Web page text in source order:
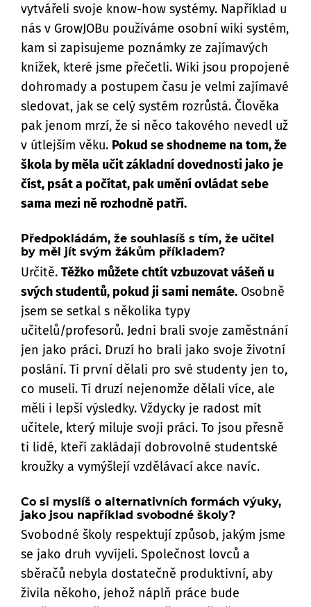
vytvářeli svoje know-how systémy. Například u
nás v GrowJOBu používáme osobní wiki systém,
kam si zapisujeme poznámky ze zajímavých
knížek, které jsme přečetli. Wiki jsou propojené
dohromady a postupem času je velmi zajímavé
sledovat, jak se celý systém rozrůstá. Člověka
pak jenom mrzí, že si něco takového nevedl už
v útlejším věku. Pokud se shodneme na tom, že
škola by měla učit základní dovednosti jako je
číst, psát a počítat, pak umění ovládat sebe
sama mezi ně rozhodně patří.
Předpokládám, že souhlasíš s tím, že učitel
by měl jít svým žákům příkladem?
Určitě. Těžko můžete chtít vzbuzovat vášeň u
svých studentů, pokud ji sami nemáte. Osobně
jsem se setkal s několika typy
učitelů/profesorů. Jedni brali svoje zaměstnání
jen jako práci. Druzí ho brali jako svoje životní
poslání. Ti první dělali pro své studenty jen to,
co museli. Ti druzí nejenomže dělali více, ale
měli i lepší výsledky. Vždycky je radost mít
učitele, který miluje svoji práci. To jsou přesně
ti lidé, kteří zakládají dobrovolné studentské
kroužky a vymýšlejí vzdělávací akce navíc.
Co si myslíš o alternativních formách výuky,
jako jsou například svobodné školy?
Svobodné školy respektují způsob, jakým jsme
se jako druh vyvíjeli. Společnost lovců a
sběračů nebyla dostatečně produktivní, aby
živila někoho, jehož náplň práce bude